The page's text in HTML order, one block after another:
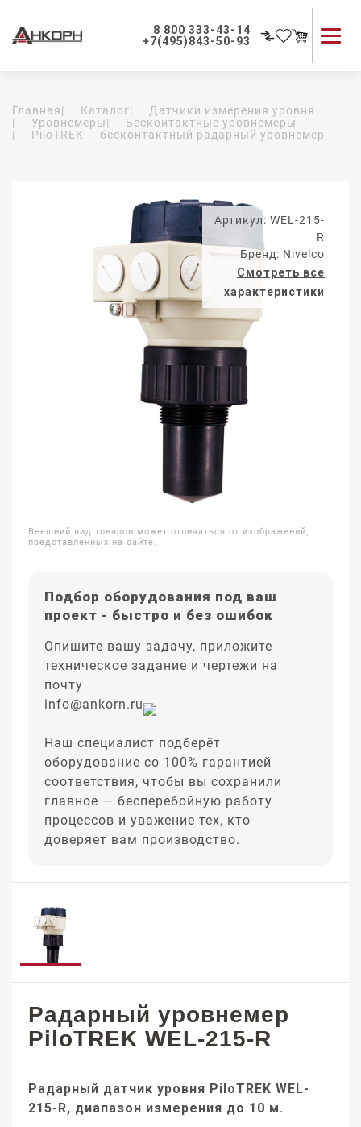
8 800 333-43-14
+7(495)843-50-93
Применение приборов
Как мы работаем
Главная| Каталог|
Датчики измерения уровня
|
Уровнемеры|
Бесконтактные уровнемеры
|
PiloTREK — бесконтактный радарный уровнемер
Артикул: WEL-215-
R
Бренд: Nivelco
Смотреть все
характеристики
Внешний вид товаров может отличаться от изображений,
представленных на сайте.
Подбор оборудования под ваш
проект - быстро и без ошибок
Опишите вашу задачу, приложите
техническое задание и чертежи на
почту
info@ankorn.ru
Наш специалист подберёт
оборудование со 100% гарантией
соответствия, чтобы вы сохранили
главное — бесперебойную работу
процессов и уважение тех, кто
доверяет вам производство.
Радарный уровнемер
PiloTREK WEL-215-R
Радарный датчик уровня PiloTREK WEL-
215-R, диапазон измерения до 10 м.